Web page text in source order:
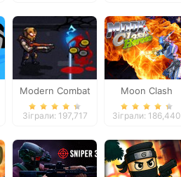
Modern Combat
Defense
Зіграли: 197,717
Moon Clash
Heroes
Зіграли: 186,440